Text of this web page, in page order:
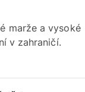
marže a vysoké
v zahraničí.